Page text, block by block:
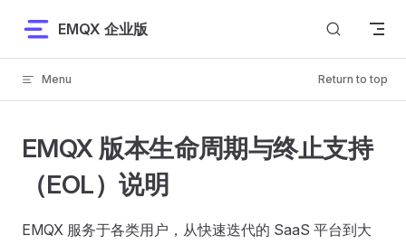
Skip to content
EMQX 企业版
Menu Return to top
EMQX 版本生命周期与终止支持
（EOL）说明
EMQX 服务于各类用户，从快速迭代的 SaaS 平台到大